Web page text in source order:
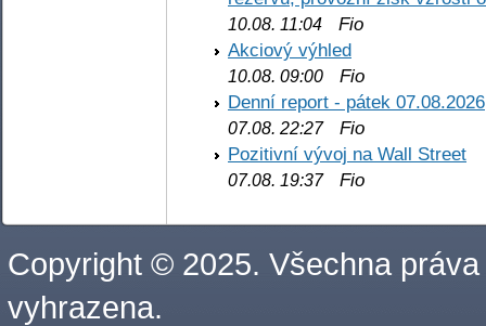
10.08. 11:04 Fio
Akciový výhled
10.08. 09:00 Fio
Denní report - pátek 07.08.2026
07.08. 22:27Fio
Pozitivní vývoj na Wall Street
07.08. 19:37Fio
Copyright © 2025. Všechna práva
vyhrazena.